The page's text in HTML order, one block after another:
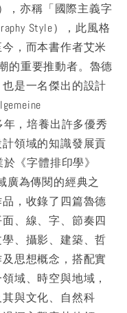
，亦稱「國際主義字
Style），此風格
，而本書作者艾米
的重要推動者。魯德
是一名傑出的設計
年，培養出許多優秀
領域的知識發展貢
《字體排印學》
廣為傳閱的經典之
，收錄了四篇魯德
、線、字、節奏四
、攝影、建築、哲
思想概念，搭配實
域、時空與地域，
與文化、自然科